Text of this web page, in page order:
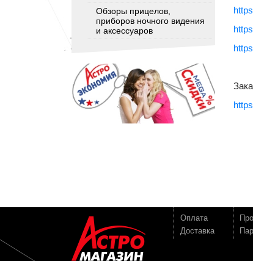
Обзоры прицелов,
приборов ночного видения
и аксессуаров
Оплата
Доставка